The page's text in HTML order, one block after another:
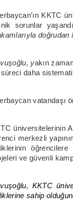
KKTC
sorunlar
yakın
süreci daha
vatandaşı
üniversitelerinin
merkezli
ve güvenli
KKTC
sahip